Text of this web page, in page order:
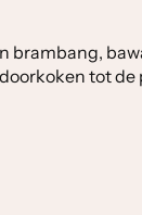
brambang,
tot